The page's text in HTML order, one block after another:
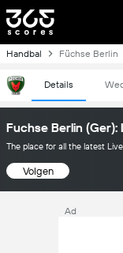
Handbal Füchse Berlin
Details
Fuchse Berlin (Ger):
The place for all the latest
Volgen
Ad